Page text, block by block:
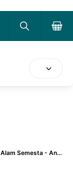
Kidzopedia Alam Semesta - Ana Falesthein (Visi Media)